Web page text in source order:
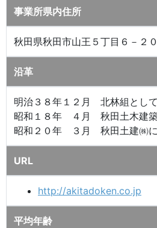
事業所県内住所
秋田県秋田市山王５丁目６－２０
沿革
明治３８年１２月 北林組とし
昭和１８年 ４月 秋田土木建
昭和２０年 ３月 秋田土建㈱に
URL
http://akitadoken.co.jp
平均年齢